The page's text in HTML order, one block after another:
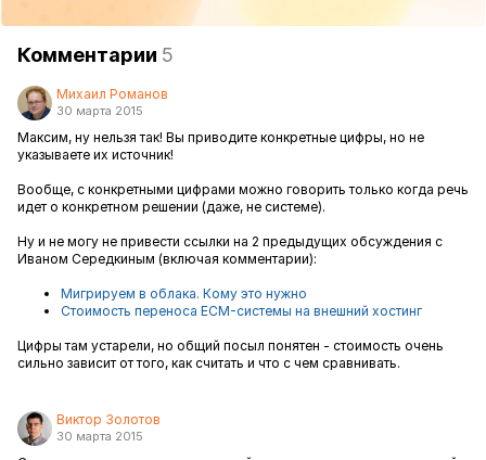
Комментарии 5
Михаил Романов
30 марта 2015
Максим, ну нельзя так! Вы приводите конкретные цифры, но не
указываете их источник!
Вообще, с конкретными цифрами можно говорить только когда речь
идет о конкретном решении (даже, не системе).
Ну и не могу не привести ссылки на 2 предыдущих обсуждения с
Иваном Середкиным (включая комментарии):
Мигрируем в облака. Кому это нужно
Стоимость переноса ECM-системы на внешний хостинг
Цифры там устарели, но общий посыл понятен - стоимость очень
сильно зависит от того, как считать и что с чем сравнивать.
Виктор Золотов
30 марта 2015